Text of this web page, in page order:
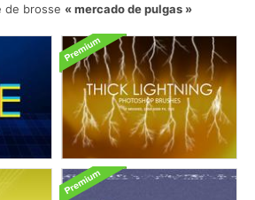
de brosse
mercado de pulgas